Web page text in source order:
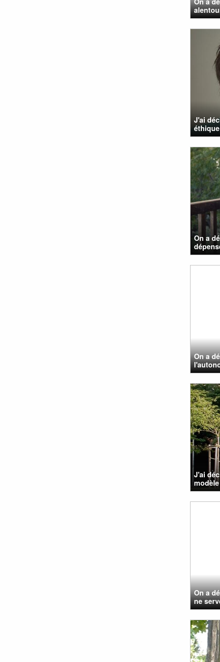
J'ai
éthique
On a
On a
J'ai
On a
ne